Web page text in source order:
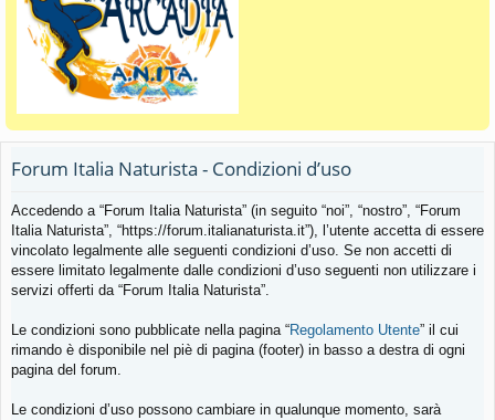
Forum Italia Naturista - Condizioni d’uso
Accedendo a “Forum Italia Naturista” (in seguito “noi”, “nostro”, “Forum
Italia Naturista”, “https://forum.italianaturista.it”), l’utente accetta di essere
vincolato legalmente alle seguenti condizioni d’uso. Se non accetti di
essere limitato legalmente dalle condizioni d’uso seguenti non utilizzare i
servizi offerti da “Forum Italia Naturista”.
Le condizioni sono pubblicate nella pagina “Regolamento Utente” il cui
rimando è disponibile nel piè di pagina (footer) in basso a destra di ogni
pagina del forum.
Le condizioni d’uso possono cambiare in qualunque momento, sarà